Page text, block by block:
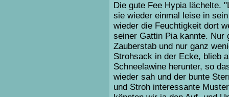
Die gute Fee Hypia lächelte.
sie wieder einmal leise in
wieder die Feuchtigkeit dort
seiner Gattin Pia kannte. Nur
Zauberstab und nur ganz
Strohsack in der Ecke, blieb
Schneelawine herunter, so
wieder sah und der bunte
und Stroh interessante